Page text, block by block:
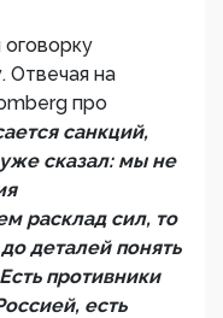
Отвечая на
про
санкций,
сказал: мы не
расклад сил, то
деталей понять
противники
есть